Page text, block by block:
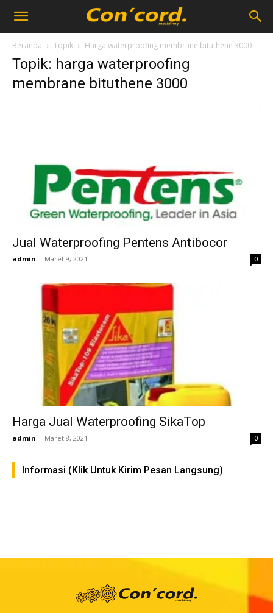
Beranda Topik Harga waterproofing membrane bituthene 3000
Topik: harga waterproofing
membrane bituthene 3000
Jual Waterproofing Pentens Antibocor
admin - Maret 9, 2021 0
Harga Jual Waterproofing SikaTop
admin - Maret 8, 2021 0
Informasi (Klik Untuk Kirim Pesan Langsung)